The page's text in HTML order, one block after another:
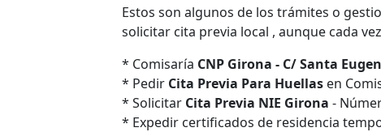
Estos son algunos de los trámites o
solicitar cita previa local , aunque cada
* Comisaría CNP Girona - C/ Santa
* Pedir Cita Previa Para Huellas en
* Solicitar Cita Previa NIE Girona -
* Expedir certificados de residencia